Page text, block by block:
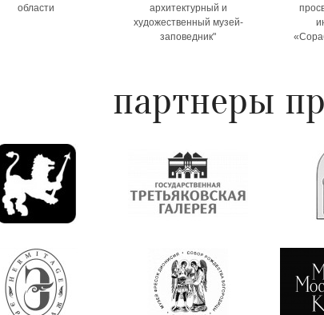
области
архитектурный и
художественный музей-
заповедник"
партнеры